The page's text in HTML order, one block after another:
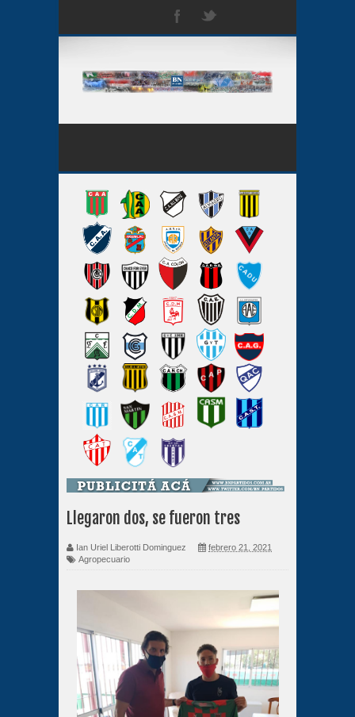
Llegaron dos, se fueron tres
Ian Uriel Liberotti Dominguez
febrero 21, 2021
Agropecuario